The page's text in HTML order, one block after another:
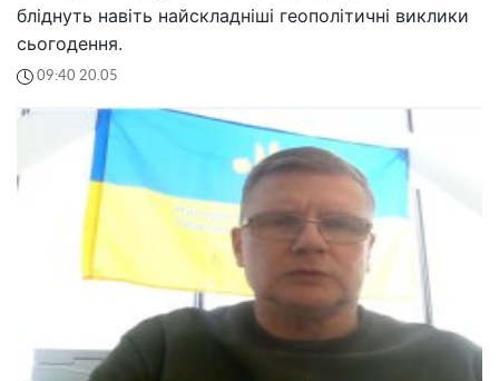
бліднуть навіть найскладніші геополітичні виклики
сьогодення.
09:40 20.05